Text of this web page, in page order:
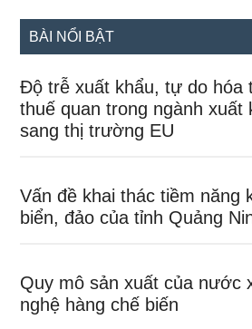
...
BÀI NỔI BẬT
Độ trễ xuất khẩu, tự do hóa
thuế quan trong ngành xuất
sang thị trường EU
Vấn đề khai thác tiềm năng
biển, đảo của tỉnh Quảng
Quy mô sản xuất của nước
nghệ hàng chế biến